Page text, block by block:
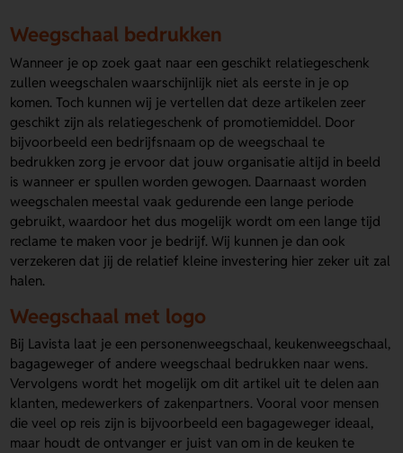
Weegschaal bedrukken
Wanneer je op zoek gaat naar een geschikt relatiegeschenk
zullen weegschalen waarschijnlijk niet als eerste in je op
komen. Toch kunnen wij je vertellen dat deze artikelen zeer
geschikt zijn als relatiegeschenk of promotiemiddel. Door
bijvoorbeeld een bedrijfsnaam op de weegschaal te
bedrukken zorg je ervoor dat jouw organisatie altijd in beeld
is wanneer er spullen worden gewogen. Daarnaast worden
weegschalen meestal vaak gedurende een lange periode
gebruikt, waardoor het dus mogelijk wordt om een lange tijd
reclame te maken voor je bedrijf. Wij kunnen je dan ook
verzekeren dat jij de relatief kleine investering hier zeker uit zal
halen.
Weegschaal met logo
Bij Lavista laat je een personenweegschaal, keukenweegschaal,
bagageweger of andere weegschaal bedrukken naar wens.
Vervolgens wordt het mogelijk om dit artikel uit te delen aan
klanten, medewerkers of zakenpartners. Vooral voor mensen
die veel op reis zijn is bijvoorbeeld een bagageweger ideaal,
maar houdt de ontvanger er juist van om in de keuken te